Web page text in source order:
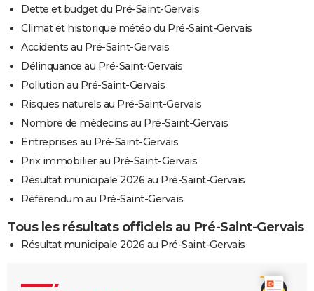
Dette et budget du Pré-Saint-Gervais
Climat et historique météo du Pré-Saint-Gervais
Accidents au Pré-Saint-Gervais
Délinquance au Pré-Saint-Gervais
Pollution au Pré-Saint-Gervais
Risques naturels au Pré-Saint-Gervais
Nombre de médecins au Pré-Saint-Gervais
Entreprises au Pré-Saint-Gervais
Prix immobilier au Pré-Saint-Gervais
Résultat municipale 2026 au Pré-Saint-Gervais
Référendum au Pré-Saint-Gervais
Tous les résultats officiels au Pré-Saint-Gervais
Résultat municipale 2026 au Pré-Saint-Gervais